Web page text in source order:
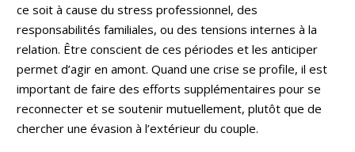
ce soit à cause du stress professionnel, des
responsabilités familiales, ou des tensions internes à la
relation. Être conscient de ces périodes et les anticiper
permet d’agir en amont. Quand une crise se profile, il est
important de faire des efforts supplémentaires pour se
reconnecter et se soutenir mutuellement, plutôt que de
chercher une évasion à l’extérieur du couple.